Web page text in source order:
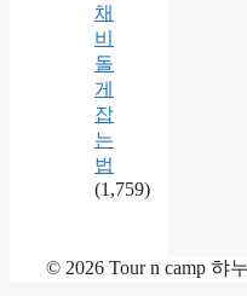
채
비
돌
게
잡
는
법
(1,759)
© 2026 Tour n camp 햐